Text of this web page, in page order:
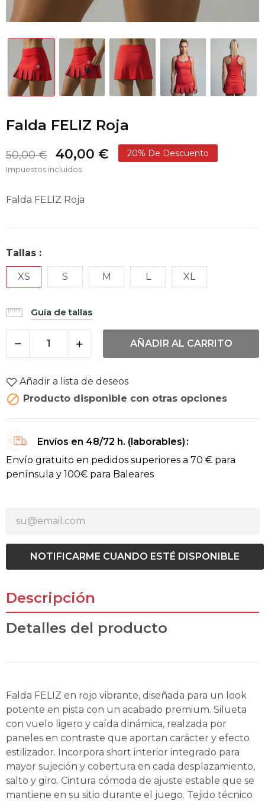
Falda FELIZ Roja
50,00 € 40,00 € 20% De Descuento
Impuestos incluidos
Falda FELIZ Roja
Tallas :
XS S M L XL
Guía de tallas
AÑADIR AL CARRITO
Añadir a lista de deseos
 Producto disponible con otras opciones
Envíos en 48/72 h. (laborables)
Envío gratuito en pedidos superiores a 70 € para
península y 100€ para Baleares
NOTIFICARME CUANDO ESTÉ DISPONIBLE
Descripción
Detalles del producto
Falda FELIZ en rojo vibrante, diseñada para un look
potente en pista con un acabado premium. Silueta
con vuelo ligero y caída dinámica, realzada por
paneles en contraste que aportan carácter y efecto
estilizador. Incorpora short interior integrado para
mayor sujeción y cobertura en cada desplazamiento,
salto y giro. Cintura cómoda de ajuste estable que se
mantiene en su sitio durante el juego. Tejido técnico